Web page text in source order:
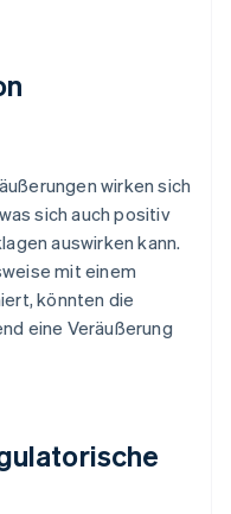
wirken sich
sich auch positiv
auswirken kann.
mit einem
könnten die
eine Veräußerung